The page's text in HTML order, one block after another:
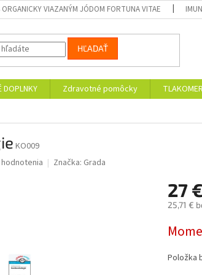
VIAZANÝM JÓDOM FORTUNA VITAE
HĽADAŤ
DOPLNKY Zdravotné pomôcky
KO009
Značka: Grada
27 €
25,71 €
cena:
Položka